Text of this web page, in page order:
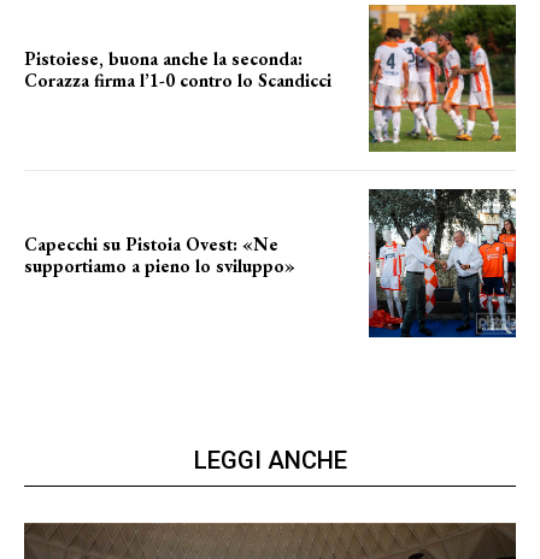
Pistoiese, buona anche la seconda:
Corazza firma l’1-0 contro lo Scandicci
Capecchi su Pistoia Ovest: «Ne
supportiamo a pieno lo sviluppo»
LEGGI ANCHE